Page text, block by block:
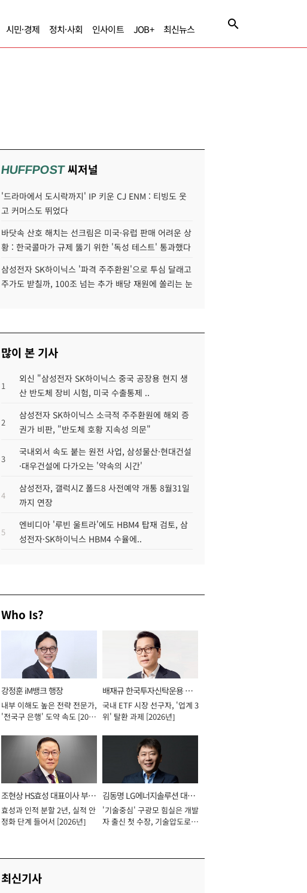
시민·경제 정치·사회 인사이트 JOB+ 최신뉴스
HUFFPOST씨저널
'드라마에서 도시락까지' IP 키운 CJ ENM : 티빙도 웃
고 커머스도 뛰었다
바닷속 산호 해치는 선크림은 미국·유럽 판매 어려운 상
황 : 한국콜마가 규제 뚫기 위한 '독성 테스트' 통과했다
삼성전자 SK하이닉스 '파격 주주환원'으로 투심 달래고
주가도 받칠까, 100조 넘는 추가 배당 재원에 쏠리는 눈
많이 본 기사
1
외신 "삼성전자 SK하이닉스 중국 공장용 현지 생
산 반도체 장비 시험, 미국 수출통제 ..
2
삼성전자 SK하이닉스 소극적 주주환원에 해외 증
권가 비판, "반도체 호황 지속성 의문"
3
국내외서 속도 붙는 원전 사업, 삼성물산·현대건설
·대우건설에 다가오는 '약속의 시간'
4
삼성전자, 갤럭시Z 폴드8 사전예약 개통 8월31일
까지 연장
5
엔비디아 '루빈 울트라'에도 HBM4 탑재 검토, 삼
성전자·SK하이닉스 HBM4 수율에..
Who Is?
강정훈 iM뱅크 행장
내부 이해도 높은 전략 전문가,
'전국구 은행' 도약 속도 [2026
배재규 한국투자신탁운용 대
표이사 사장
국내 ETF 시장 선구자, '업계 3
위' 탈환 과제 [2026년]
조현상 HS효성 대표이사 부회
장
효성과 인적 분할 2년, 실적 안
정화 단계 들어서 [2026년]
김동명 LG에너지솔루션 대표
이사 사장
'기술중심' 구광모 힘실은 개발
자 출신 첫 수장, 기술압도로
최신기사